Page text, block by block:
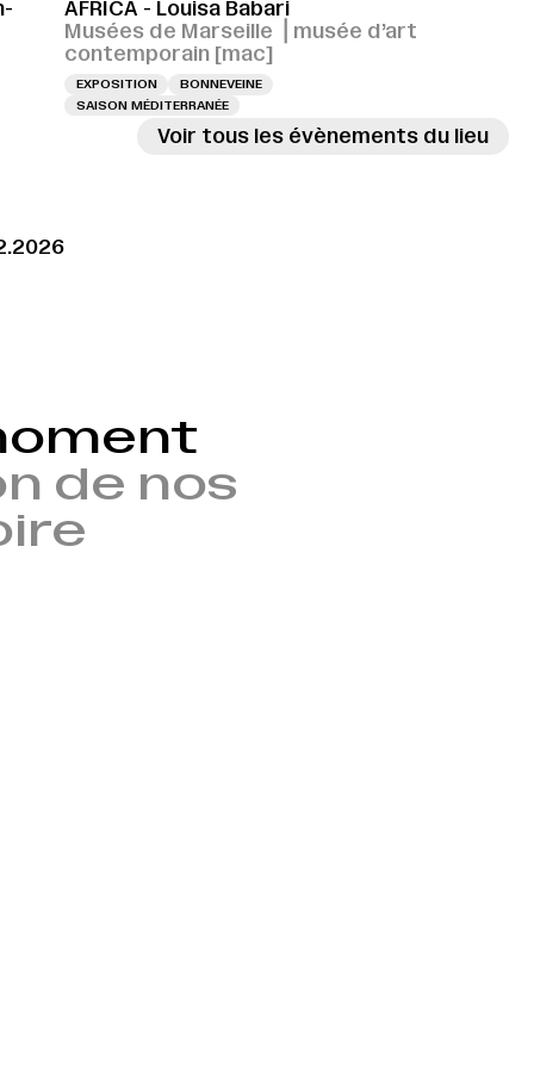
AFRICA - Louisa Babari
Musées de Marseille ⎪musée d’art
contemporain [mac]
EXPOSITION
BONNEVEINE
SAISON MÉDITERRANÉE
Voir tous les évènements du lieu
VERNISSAGE LE 10.10.2026 À 11H
de nos